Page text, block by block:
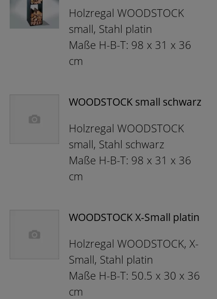
Holzregal WOODSTOCK
small, Stahl platin
Maße H-B-T: 98 x 31 x 36
cm
WOODSTOCK small schwarz
Holzregal WOODSTOCK
small, Stahl schwarz
Maße H-B-T: 98 x 31 x 36
cm
WOODSTOCK X-Small platin
Holzregal WOODSTOCK, X-
Small, Stahl platin
Maße H-B-T: 50.5 x 30 x 36
cm